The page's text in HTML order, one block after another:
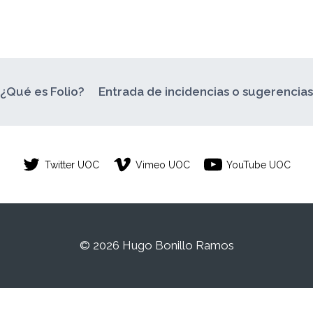
¿Qué es Folio? Entrada de incidencias o sugerencias
Twitter UOC Vimeo UOC YouTube UOC
© 2026 Hugo Bonillo Ramos